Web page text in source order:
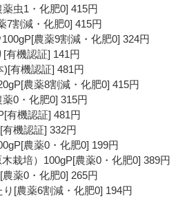
虫1・化肥0] 415円
7割減・化肥0] 415円
農薬9割減・化肥0] 324円
有機認証] 141円
)[有機認証] 481円
農薬8割減・化肥0] 415円
0・化肥0] 315円
有機認証] 481円
機認証] 332円
農薬0・化肥0] 199円
栽培）100gP[農薬0・化肥0] 389円
薬0・化肥0] 265円
[農薬6割減・化肥0] 194円